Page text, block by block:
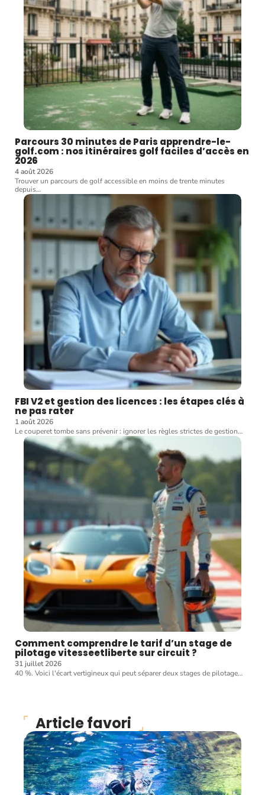
Parcours 30 minutes de Paris apprendre-le-
golf.com : nos itinéraires golf faciles d’accès en
2026
4 août 2026
Trouver un parcours de golf accessible en moins de trente minutes
depuis…
FBI V2 et gestion des licences : les étapes clés à
ne pas rater
1 août 2026
Le couperet tombe sans prévenir : ignorer les règles strictes de gestion…
Comment comprendre le tarif d’un stage de
pilotage vitesseetliberte sur circuit ?
31 juillet 2026
40 %. Voici l'écart vertigineux qui peut séparer deux stages de pilotage…
Article favori